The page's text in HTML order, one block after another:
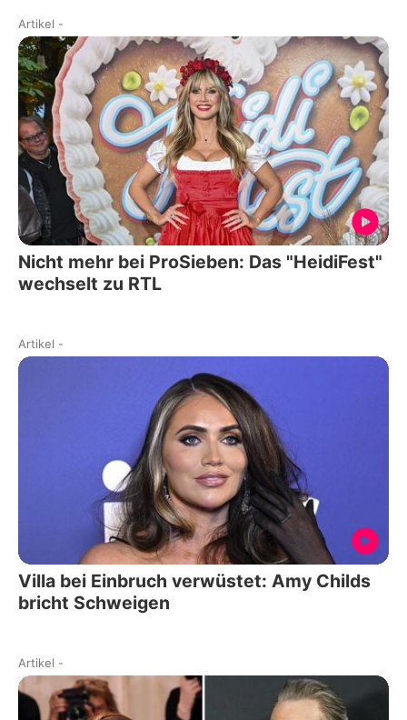
Artikel -
Nicht mehr bei ProSieben: Das "HeidiFest"
wechselt zu RTL
Artikel -
Villa bei Einbruch verwüstet: Amy Childs
bricht Schweigen
Artikel -